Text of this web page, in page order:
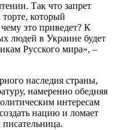
Так что запрет
который
это приведет? К
людей в Украине будет
Русского мира», –
наследия страны,
намеренно обедняя
интересам
нацию и ломает
писательница.